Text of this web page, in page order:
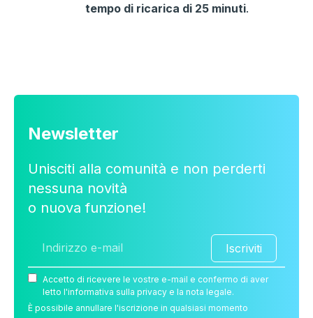
tempo di ricarica di 25 minuti.
Newsletter
Unisciti alla comunità e non perderti
nessuna novità
o nuova funzione!
Iscriviti
Accetto di ricevere le vostre e-mail e confermo di aver
letto l'informativa sulla privacy e la nota legale.
È possibile annullare l'iscrizione in qualsiasi momento